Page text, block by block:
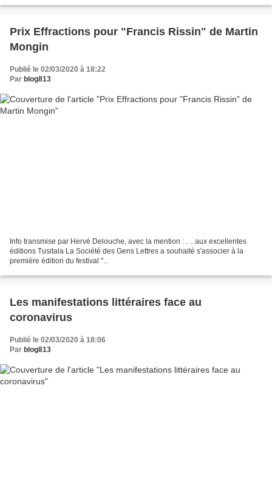
Prix Effractions pour "Francis Rissin" de Martin
Mongin
Publié le 02/03/2020 à 18:22
Par blog813
Info transmise par Hervé Delouche, avec la mention : . .. aux excellentes
éditions Tusitala La Société des Gens Lettres a souhaité s'associer à la
première édition du festival "...
Les manifestations littéraires face au
coronavirus
Publié le 02/03/2020 à 18:06
Par blog813